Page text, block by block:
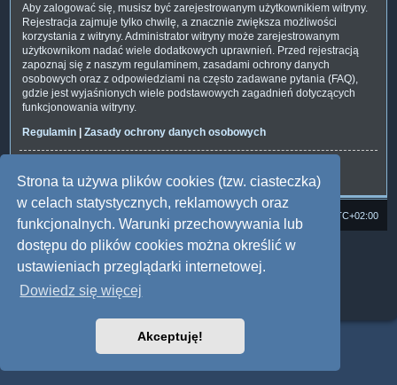
Strona ta używa plików cookies (tzw. ciasteczka)
w celach statystycznych, reklamowych oraz
funkcjonalnych. Warunki przechowywania lub
dostępu do plików cookies można określić w
ustawieniach przeglądarki internetowej.
Dowiedz się więcej
Akceptuję!
Aby zalogować się, musisz być zarejestrowanym użytkownikiem witryny.
Rejestracja zajmuje tylko chwilę, a znacznie zwiększa możliwości
korzystania z witryny. Administrator witryny może zarejestrowanym
użytkownikom nadać wiele dodatkowych uprawnień. Przed rejestracją
zapoznaj się z naszym regulaminem, zasadami ochrony danych
osobowych oraz z odpowiedziami na często zadawane pytania (FAQ),
gdzie jest wyjaśnionych wiele podstawowych zagadnień dotyczących
funkcjonowania witryny.
Regulamin | Zasady ochrony danych osobowych
UTC+02:00
Technologię dostarczaphpBB ® Forum Software © phpBB Limited
Polski pakiet językowy dostarczaphpBB.pl
Style: Multi Design by Joyce&Luna
phpBB
Zasady ochrony danych osobowych